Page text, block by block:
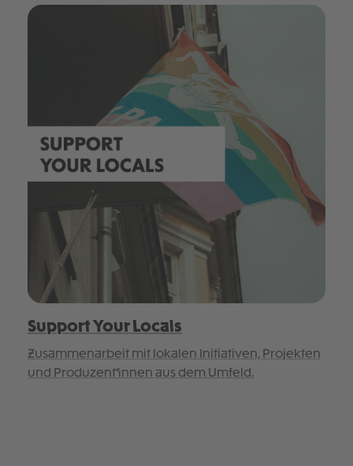
Support Your Locals
Zusammenarbeit mit lokalen Initiativen, Projekten
und Produzent*innen aus dem Umfeld.